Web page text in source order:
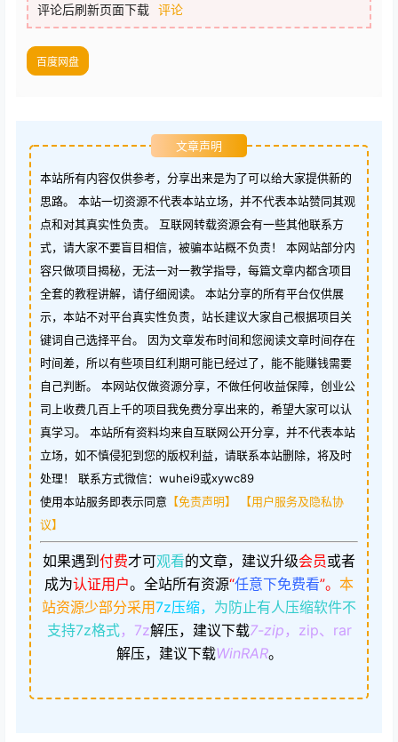
评论后刷新页面下载 评论
百度网盘
文章声明
本站所有内容仅供参考，分享出来是为了可以给大家提供新的
思路。 本站一切资源不代表本站立场，并不代表本站赞同其观
点和对其真实性负责。 互联网转载资源会有一些其他联系方
式，请大家不要盲目相信，被骗本站概不负责！ 本网站部分内
容只做项目揭秘，无法一对一教学指导，每篇文章内都含项目
全套的教程讲解，请仔细阅读。 本站分享的所有平台仅供展
示，本站不对平台真实性负责，站长建议大家自己根据项目关
键词自己选择平台。 因为文章发布时间和您阅读文章时间存在
时间差，所以有些项目红利期可能已经过了，能不能赚钱需要
自己判断。 本网站仅做资源分享，不做任何收益保障，创业公
司上收费几百上千的项目我免费分享出来的，希望大家可以认
真学习。 本站所有资料均来自互联网公开分享，并不代表本站
立场，如不慎侵犯到您的版权利益，请联系本站删除，将及时
处理！ 联系方式微信：wuhei9或xywc89
使用本站服务即表示同意 【免责声明】
【用户服务及隐私协
议】
如果遇到付费才可观看的文章，建议升级会员或者
成为认证用户。 全站所有资源“任意下免费看”。 本
站资源少部分采用7z压缩， 为防止有人压缩软件不
支持7z格式，7z解压，建议下载7-zip ，zip、rar
解压，建议下载WinRAR。